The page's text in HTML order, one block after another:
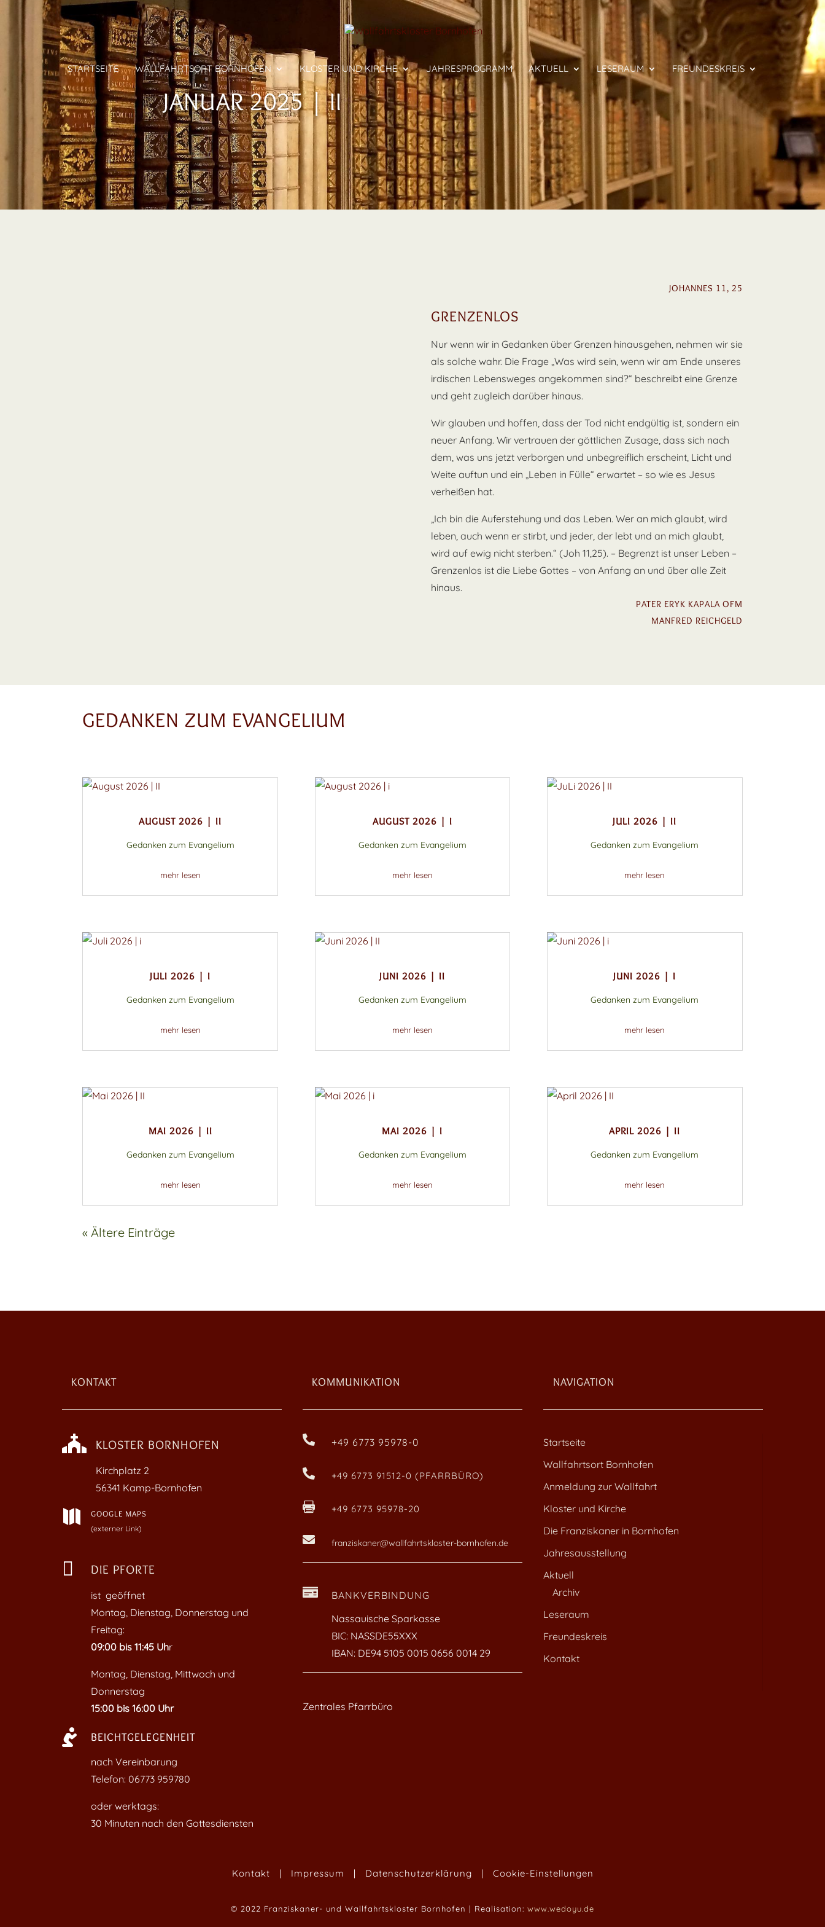
STARTSEITE WALLFAHRTSORT BORNHOFEN KLOSTER UND KIRCHE JAHRESPROGRAMM AKTUELL LESERAUM FREUNDESKREIS
JANUAR 2025 | II
JOHANNES 11, 25
GRENZENLOS
Nur wenn wir in Gedanken über Grenzen hinausgehen, nehmen wir sie
als solche wahr. Die Frage „Was wird sein, wenn wir am Ende unseres
irdischen Lebensweges angekommen sind?“ beschreibt eine Grenze
und geht zugleich darüber hinaus.
Wir glauben und hoffen, dass der Tod nicht endgültig ist, sondern ein
neuer Anfang. Wir vertrauen der göttlichen Zusage, dass sich nach
dem, was uns jetzt verborgen und unbegreiflich erscheint, Licht und
Weite auftun und ein „Leben in Fülle“ erwartet – so wie es Jesus
verheißen hat.
„Ich bin die Auferstehung und das Leben. Wer an mich glaubt, wird
leben, auch wenn er stirbt, und jeder, der lebt und an mich glaubt,
wird auf ewig nicht sterben.“ (Joh 11,25). – Begrenzt ist unser Leben –
Grenzenlos ist die Liebe Gottes – von Anfang an und über alle Zeit
hinaus.
PATER ERYK KAPALA OFM
MANFRED REICHGELD
GEDANKEN ZUM EVANGELIUM
AUGUST 2026 | II
Gedanken zum Evangelium
mehr lesen
JULI 2026 | I
Gedanken zum Evangelium
mehr lesen
MAI 2026 | II
Gedanken zum Evangelium
mehr lesen
AUGUST 2026 | I
Gedanken zum Evangelium
mehr lesen
JUNI 2026 | II
Gedanken zum Evangelium
mehr lesen
MAI 2026 | I
Gedanken zum Evangelium
mehr lesen
JULI 2026 | II
Gedanken zum Evangelium
mehr lesen
JUNI 2026 | I
Gedanken zum Evangelium
mehr lesen
APRIL 2026 | II
Gedanken zum Evangelium
mehr lesen
« Ältere Einträge
KONTAKT
 KLOSTER BORNHOFEN
Kirchplatz 2
56341 Kamp-Bornhofen
 GOOGLE MAPS
(externer Link)
 DIE PFORTE
ist geöffnet
Montag, Dienstag, Donnerstag und
Freitag:
09:00 bis 11:45 Uhr
Montag, Dienstag, Mittwoch und
Donnerstag
15:00 bis 16:00 Uhr
 BEICHTGELEGENHEIT
nach Vereinbarung
Telefon: 06773 959780
oder werktags:
30 Minuten nach den Gottesdiensten
KOMMUNIKATION
 +49 6773 95978-0
 +49 6773 91512-0 (PFARRBÜRO)
 +49 6773 95978-20
 franziskaner@wallfahrtskloster-bornhofen.de

BANKVERBINDUNG
Nassauische Sparkasse
BIC: NASSDE55XXX
IBAN: DE94 5105 0015 0656 0014 29
Zentrales Pfarrbüro
NAVIGATION
Startseite
Wallfahrtsort Bornhofen
Anmeldung zur Wallfahrt
Kloster und Kirche
Die Franziskaner in Bornhofen
Jahresausstellung
Aktuell
Archiv
Leseraum
Freundeskreis
Kontakt
Kontakt | Impressum | Datenschutzerklärung | Cookie-Einstellungen
© 2022 Franziskaner- und Wallfahrtskloster Bornhofen | Realisation: www.wedoyu.de